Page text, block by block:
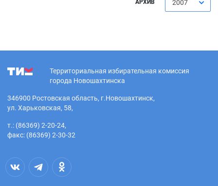
АРХИВ 2007
Территориальная избирательная комиссия
города Новошахтинска
346900 Ростовская область, г.Новошахтинск,
ул. Харьковская, 58,
т.: (86369) 2-20-24,
факс: (86369) 2-30-32